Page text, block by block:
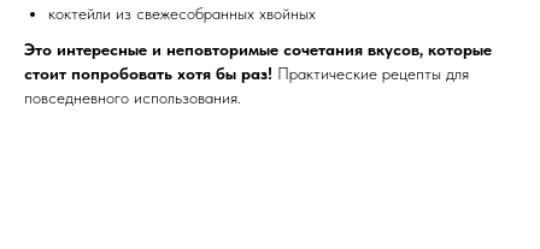
коктейли из свежесобранных хвойных
Это интересные и неповторимые сочетания вкусов, которые
стоит попробовать хотя бы раз! Практические рецепты для
повседневного использования.